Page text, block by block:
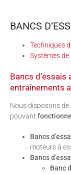
BANCS
Techniques
Systèmes
Bancs
entraînements
Nous disposons de
pouvant
Bancs
moteurs à
Bancs
Banc